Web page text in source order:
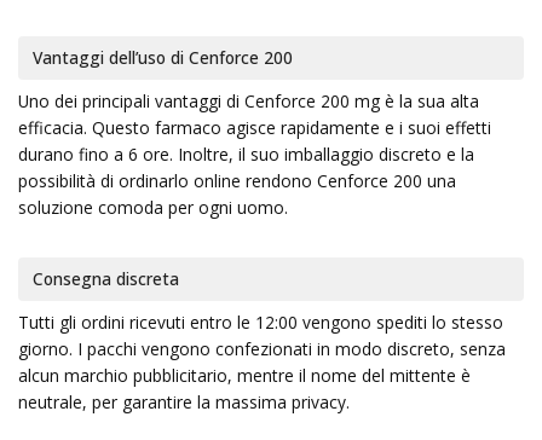
Vantaggi dell’uso di Cenforce 200
Uno dei principali vantaggi di Cenforce 200 mg è la sua alta
efficacia. Questo farmaco agisce rapidamente e i suoi effetti
durano fino a 6 ore. Inoltre, il suo imballaggio discreto e la
possibilità di ordinarlo online rendono Cenforce 200 una
soluzione comoda per ogni uomo.
Consegna discreta
Tutti gli ordini ricevuti entro le 12:00 vengono spediti lo stesso
giorno. I pacchi vengono confezionati in modo discreto, senza
alcun marchio pubblicitario, mentre il nome del mittente è
neutrale, per garantire la massima privacy.